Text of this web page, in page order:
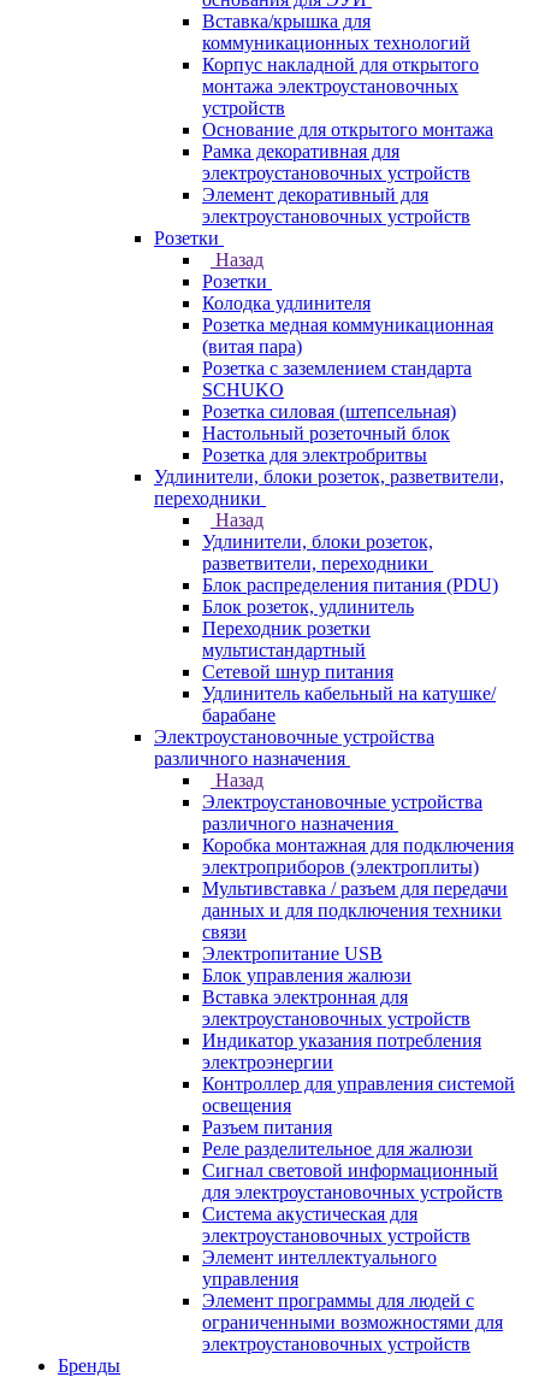
Вставка/крышка для
коммуникационных технологий
Корпус накладной для открытого
монтажа электроустановочных
устройств
Основание для открытого монтажа
Рамка декоративная для
электроустановочных устройств
Элемент декоративный для
электроустановочных устройств
Розетки
Назад
Розетки
Колодка удлинителя
Розетка медная коммуникационная
(витая пара)
Розетка с заземлением стандарта
SCHUKO
Розетка силовая (штепсельная)
Настольный розеточный блок
Розетка для электробритвы
Удлинители, блоки розеток, разветвители,
переходники
Назад
Удлинители, блоки розеток,
разветвители, переходники
Блок распределения питания (PDU)
Блок розеток, удлинитель
Переходник розетки
мультистандартный
Сетевой шнур питания
Удлинитель кабельный на катушке/
барабане
Электроустановочные устройства
различного назначения
Назад
Электроустановочные устройства
различного назначения
Коробка монтажная для подключения
электроприборов (электроплиты)
Мультивставка / разъем для передачи
данных и для подключения техники
связи
Электропитание USB
Блок управления жалюзи
Вставка электронная для
электроустановочных устройств
Индикатор указания потребления
электроэнергии
Контроллер для управления системой
освещения
Разъем питания
Реле разделительное для жалюзи
Сигнал световой информационный
для электроустановочных устройств
Система акустическая для
электроустановочных устройств
Элемент интеллектуального
управления
Элемент программы для людей с
ограниченными возможностями для
электроустановочных устройств
Бренды